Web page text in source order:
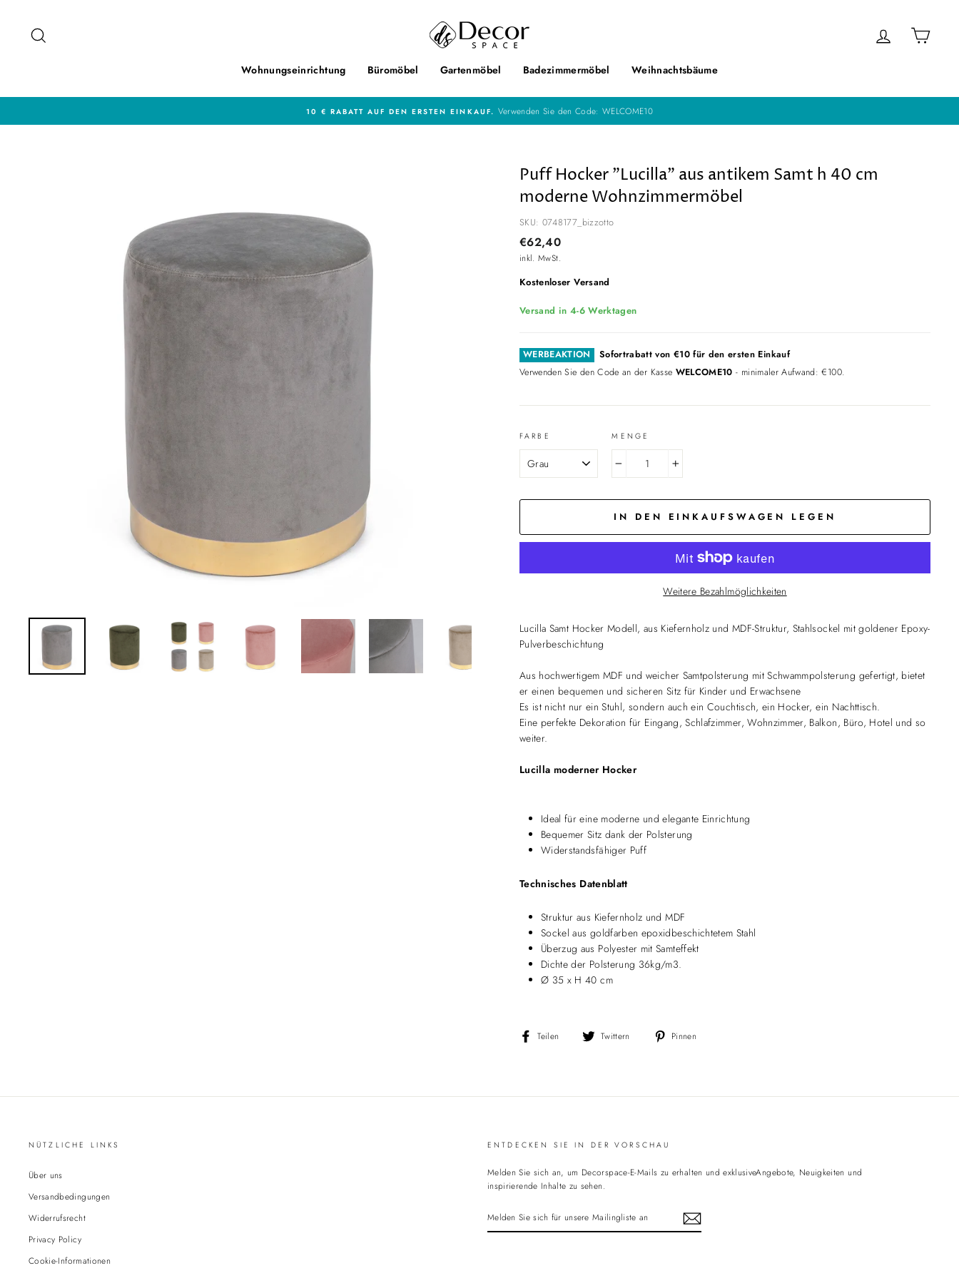
Einloggen
Wohnungseinrichtung Büromöbel Gartenmöbel Badezimmermöbel Weihnachtsbäume
10 € RABATT AUF DEN ERSTEN EINKAUF. Verwenden Sie den Code: WELCOME10
Puff Hocker "Lucilla" aus antikem Samt h 40 cm
moderne Wohnzimmermöbel
SKU: 0748177_bizzotto
Normaler
Preis
€62,40
inkl. MwSt.
Kostenloser Versand
Versand in 4-6 Werktagen
WERBEAKTION
Sofortrabatt von €10 für den ersten Einkauf
Verwenden Sie den Code an der Kasse WELCOME10 - minimaler Aufwand: €100.
FARBE MENGE
IN DEN EINKAUFSWAGEN LEGEN
Weitere Bezahlmöglichkeiten
Lucilla Samt Hocker Modell, aus Kiefernholz und MDF-Struktur, Stahlsockel mit goldener Epoxy-
Pulverbeschichtung
Aus hochwertigem MDF und weicher Samtpolsterung mit Schwammpolsterung gefertigt, bietet
er einen bequemen und sicheren Sitz für Kinder und Erwachsene
Es ist nicht nur ein Stuhl, sondern auch ein Couchtisch, ein Hocker, ein Nachttisch.
Eine perfekte Dekoration für Eingang, Schlafzimmer, Wohnzimmer, Balkon, Büro, Hotel und so
weiter.
Lucilla moderner Hocker
Ideal für eine moderne und elegante Einrichtung
Bequemer Sitz dank der Polsterung
Widerstandsfähiger Puff
Technisches Datenblatt
Struktur aus Kiefernholz und MDF
Sockel aus goldfarben epoxidbeschichtetem Stahl
Überzug aus Polyester mit Samteffekt
Dichte der Polsterung 36kg/m3.
Ø 35 x H 40 cm
Teilen
Auf
Twittern Pinnen
NÜTZLICHE LINKS
Über uns
Versandbedingungen
Widerrufsrecht
Privacy Policy
Cookie-Informationen
ENTDECKEN SIE IN DER VORSCHAU
Melden Sie sich an, um Decorspace-E-Mails zu erhalten und exklusiveAngebote, Neuigkeiten und
inspirierende Inhalte zu sehen.
SIE